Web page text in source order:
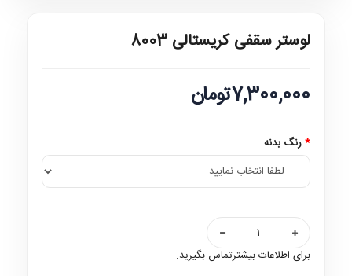
لوستر سقفی کریستالی 8003
7,300,000تومان
رنگ بدنه
برای اطلاعات بیشترتماس بگیرید.